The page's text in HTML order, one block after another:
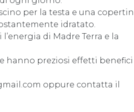
per la testa e una
idratato.
di Madre Terra e la
hanno preziosi effetti benefici
oppure contatta il